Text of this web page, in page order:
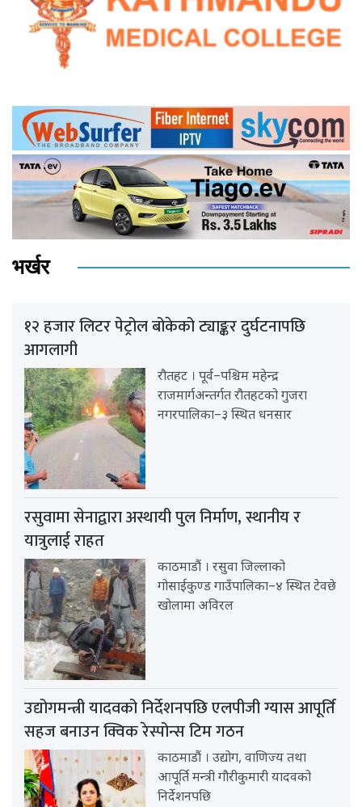
भर्खर
१२ हजार लिटर पेट्रोल बोकेको ट्याङ्कर दुर्घटनापछि
आगलागी
रौतहट । पूर्व–पश्चिम महेन्द्र
राजमार्गअन्तर्गत रौतहटको गुजरा
नगरपालिका–३ स्थित धनसार
रसुवामा सेनाद्वारा अस्थायी पुल निर्माण, स्थानीय र
यात्रुलाई राहत
काठमाडौं । रसुवा जिल्लाको
गोसाईकुण्ड गाउँपालिका–४ स्थित टेवछे
खोलामा अविरल
उद्योगमन्त्री यादवको निर्देशनपछि एलपीजी ग्यास आपूर्ति
सहज बनाउन क्विक रेस्पोन्स टिम गठन
काठमाडौं । उद्योग, वाणिज्य तथा
आपूर्ति मन्त्री गौरीकुमारी यादवको
निर्देशनपछि